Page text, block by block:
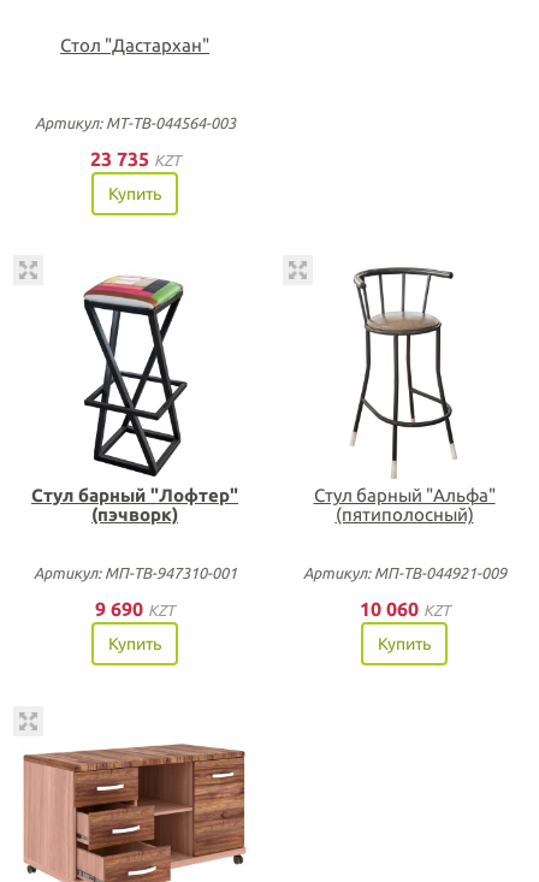
Стол "Дастархан"
Артикул: МТ-ТВ-044564-003
23 735 KZT
Купить
Стул барный "Лофтер"
(пэчворк)
Артикул: МП-ТВ-947310-001
9 690 KZT
Купить
Стул барный "Альфа"
(пятиполосный)
Артикул: МП-ТВ-044921-009
10 060 KZT
Купить